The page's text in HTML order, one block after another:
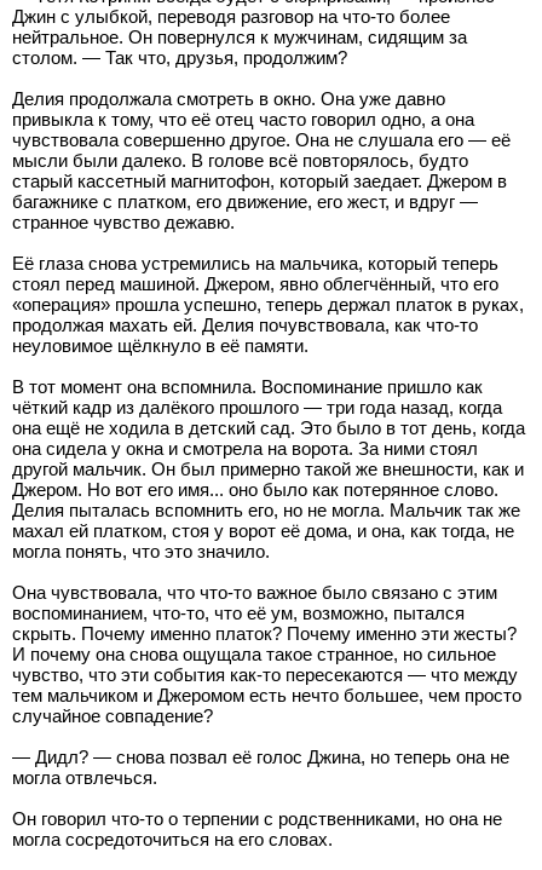
Джин с улыбкой, переводя разговор на что-то более
нейтральное. Он повернулся к мужчинам, сидящим за
столом. — Так что, друзья, продолжим?
Делия продолжала смотреть в окно. Она уже давно
привыкла к тому, что её отец часто говорил одно, а она
чувствовала совершенно другое. Она не слушала его — её
мысли были далеко. В голове всё повторялось, будто
старый кассетный магнитофон, который заедает. Джером в
багажнике с платком, его движение, его жест, и вдруг —
странное чувство дежавю.
Её глаза снова устремились на мальчика, который теперь
стоял перед машиной. Джером, явно облегчённый, что его
«операция» прошла успешно, теперь держал платок в руках,
продолжая махать ей. Делия почувствовала, как что-то
неуловимое щёлкнуло в её памяти.
В тот момент она вспомнила. Воспоминание пришло как
чёткий кадр из далёкого прошлого — три года назад, когда
она ещё не ходила в детский сад. Это было в тот день, когда
она сидела у окна и смотрела на ворота. За ними стоял
другой мальчик. Он был примерно такой же внешности, как и
Джером. Но вот его имя... оно было как потерянное слово.
Делия пыталась вспомнить его, но не могла. Мальчик так же
махал ей платком, стоя у ворот её дома, и она, как тогда, не
могла понять, что это значило.
Она чувствовала, что что-то важное было связано с этим
воспоминанием, что-то, что её ум, возможно, пытался
скрыть. Почему именно платок? Почему именно эти жесты?
И почему она снова ощущала такое странное, но сильное
чувство, что эти события как-то пересекаются — что между
тем мальчиком и Джеромом есть нечто большее, чем просто
случайное совпадение?
— Дидл? — снова позвал её голос Джина, но теперь она не
могла отвлечься.
Он говорил что-то о терпении с родственниками, но она не
могла сосредоточиться на его словах.